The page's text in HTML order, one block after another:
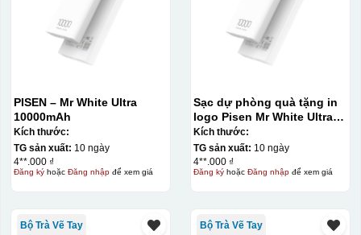
PISEN – Mr White Ultra
10000mAh
Kích thước:
TG sản xuất: 10 ngày
4**.000 ₫
Đăng kýhoặc Đăng nhậpđể xem giá
Sạc dự phòng quà tặng in
logo Pisen Mr White Ultra
10000mAh KQ-SDP13
Kích thước:
TG sản xuất: 10 ngày
4**.000 ₫
Đăng kýhoặc Đăng nhậpđể xem giá
Bộ Trà Vẽ Tay Bộ Trà Vẽ Tay